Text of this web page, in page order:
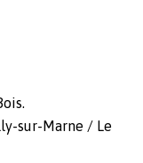
sur-Marne / Le